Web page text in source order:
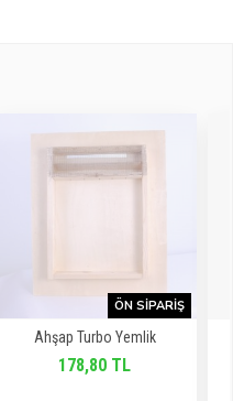
ÖN SIPARIŞ
Ahşap Turbo Yemlik
178,80 TL